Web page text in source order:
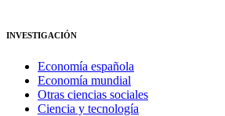
INVESTIGACIÓN
Economía española
Economía mundial
Otras ciencias sociales
Ciencia y tecnología